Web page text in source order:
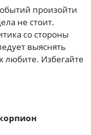
произойти
не стоит.
со стороны
выяснять
любите. Избегайте